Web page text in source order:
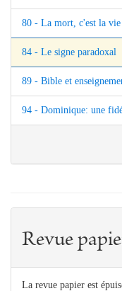
80 - La mort, c'est la vie
84 - Le signe paradoxal
89 - Bible et
94 - Dominique: une
Revue
La revue papier est